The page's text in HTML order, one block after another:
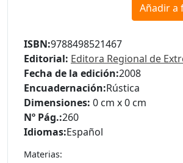
Añadir a
ISBN:9788498521467
Editorial: Editora Regional de
Fecha de la edición:2008
Encuadernación:Rústica
Dimensiones: 0 cm x 0 cm
Nº Pág.:260
Idiomas:Español
Materias: